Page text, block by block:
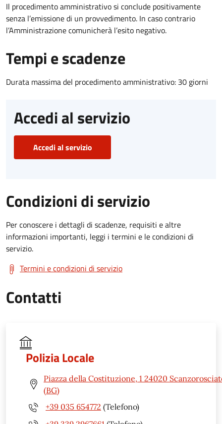
Il procedimento amministrativo si conclude positivamente
senza l’emissione di un provvedimento. In caso contrario
l’Amministrazione comunicherà l’esito negativo.
Tempi e scadenze
Durata massima del procedimento amministrativo: 30 giorni
Accedi al servizio
Accedi al servizio
Condizioni di servizio
Per conoscere i dettagli di scadenze, requisiti e altre
informazioni importanti, leggi i termini e le condizioni di
servizio.
Termini e condizioni di servizio
Contatti
Polizia Locale
Piazza della Costituzione, 1 24020
(BG)
+39 035 654772 (Telefono)